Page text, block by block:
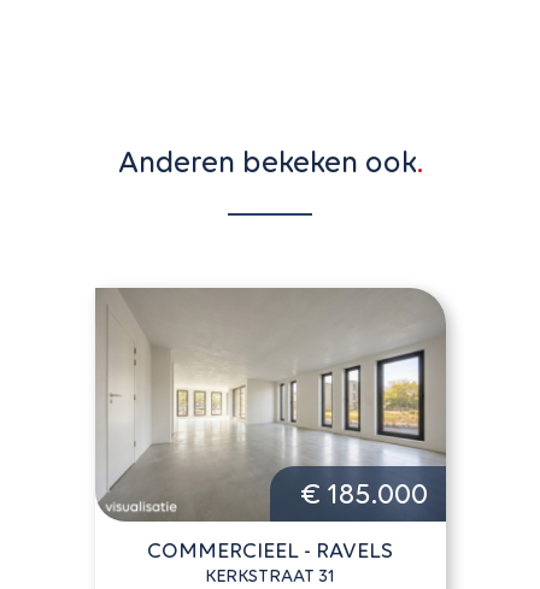
Anderen bekeken ook
€ 185.000
COMMERCIEEL - RAVELS
KERKSTRAAT 31